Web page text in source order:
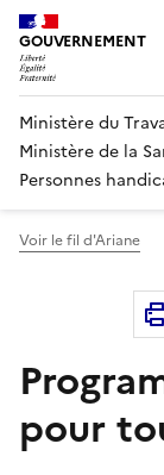
Panneau de
GOUVERNEMENT
Ministère du
Ministère de la
Personnes
Voir le fil d'Ariane
pour